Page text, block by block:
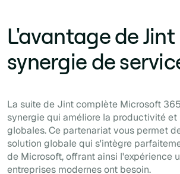
L'avantage de Jint
synergie de
La suite de Jint complète Microsoft
synergie qui améliore la productivité
globales. Ce partenariat vous permet
solution globale qui s'intègre
de Microsoft, offrant ainsi l'expérience
entreprises modernes ont besoin.